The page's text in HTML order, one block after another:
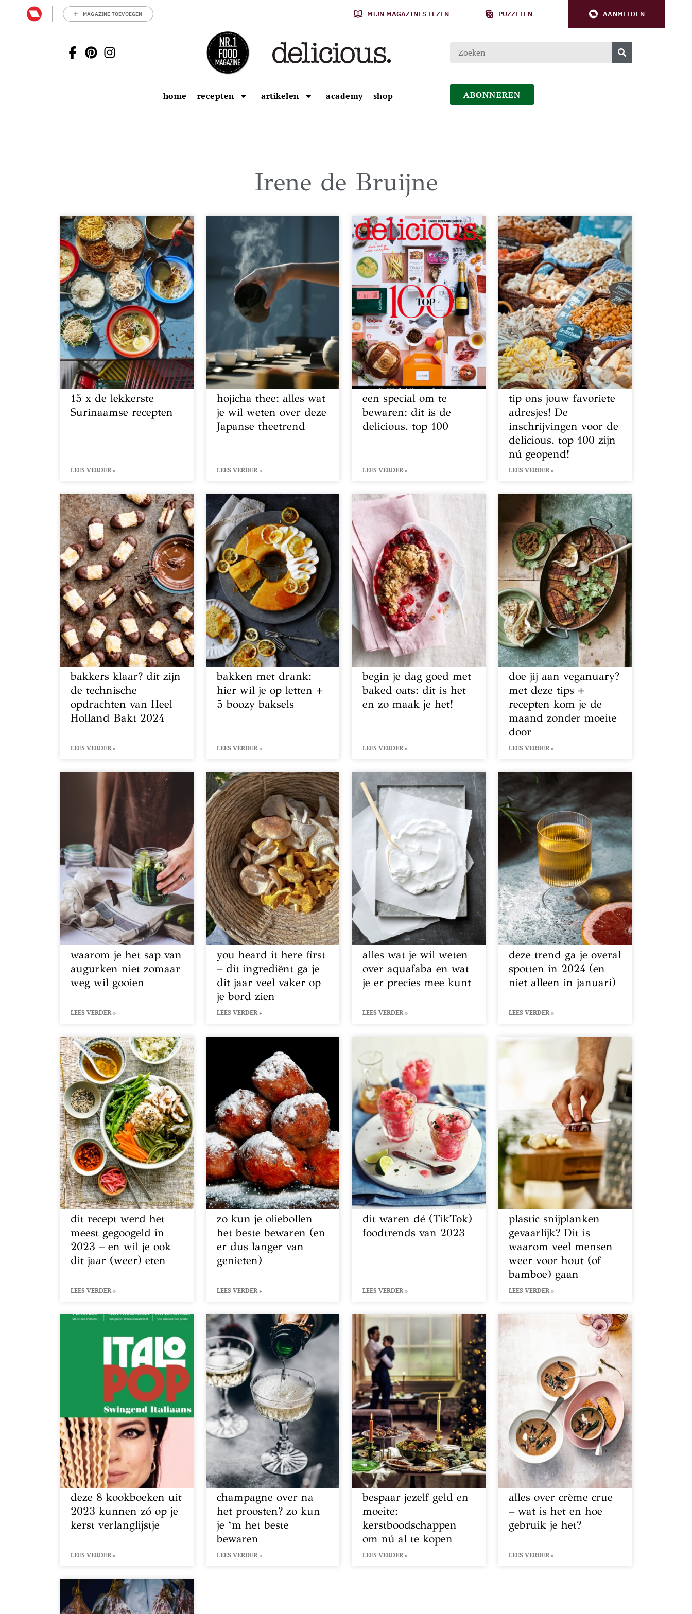
MAGAZINE TOEVOEGEN MIJN MAGAZINES LEZEN PUZZELEN AANMELDEN
home recepten artikelen academy shop ABONNEREN
Irene de Bruijne
15 x de lekkerste
Surinaamse recepten
LEES VERDER »
hojicha thee: alles wat
je wil weten over deze
Japanse theetrend
LEES VERDER »
een special om te
bewaren: dit is de
delicious. top 100
LEES VERDER »
tip ons jouw favoriete
adresjes! De
inschrijvingen voor de
delicious. top 100 zijn
nú geopend!
LEES VERDER »
bakkers klaar? dit zijn
de technische
opdrachten van Heel
Holland Bakt 2024
LEES VERDER »
bakken met drank:
hier wil je op letten +
5 boozy baksels
LEES VERDER »
begin je dag goed met
baked oats: dit is het
en zo maak je het!
LEES VERDER »
doe jij aan veganuary?
met deze tips +
recepten kom je de
maand zonder moeite
door
LEES VERDER »
waarom je het sap van
augurken niet zomaar
weg wil gooien
LEES VERDER »
you heard it here first
– dit ingrediënt ga je
dit jaar veel vaker op
je bord zien
LEES VERDER »
alles wat je wil weten
over aquafaba en wat
je er precies mee kunt
LEES VERDER »
deze trend ga je overal
spotten in 2024 (en
niet alleen in januari)
LEES VERDER »
dit recept werd het
meest gegoogeld in
2023 – en wil je ook
dit jaar (weer) eten
LEES VERDER »
zo kun je oliebollen
het beste bewaren (en
er dus langer van
genieten)
LEES VERDER »
dit waren dé (TikTok)
foodtrends van 2023
LEES VERDER »
plastic snijplanken
gevaarlijk? Dit is
waarom veel mensen
weer voor hout (of
bamboe) gaan
LEES VERDER »
deze 8 kookboeken uit
2023 kunnen zó op je
kerst verlanglijstje
LEES VERDER »
champagne over na
het proosten? zo kun
je ‘m het beste
bewaren
LEES VERDER »
bespaar jezelf geld en
moeite:
kerstboodschappen
om nú al te kopen
LEES VERDER »
alles over crème crue
– wat is het en hoe
gebruik je het?
LEES VERDER »